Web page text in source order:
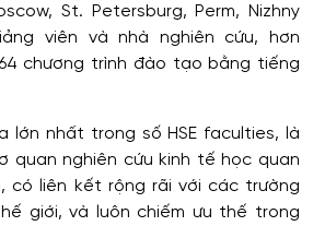
St. Petersburg, Perm, Nizhny
viên và nhà nghiên cứu, hơn
chương trình đào tạo bằng tiếng
lớn nhất trong số HSE faculties, là
quan nghiên cứu kinh tế học quan
có liên kết rộng rãi với các trường
giới, và luôn chiếm ưu thế trong